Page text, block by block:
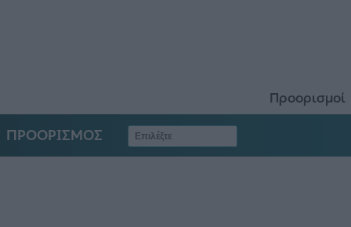
Προορισμοί
ΠΡΟΟΡΙΣΜΟΣ